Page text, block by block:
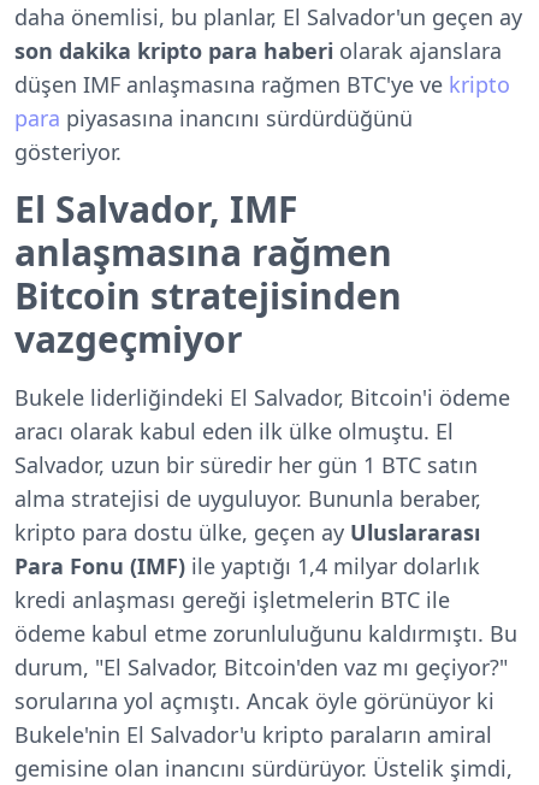
daha önemlisi, bu planlar, El Salvador'un geçen ay
son dakika kripto para haberi olarak ajanslara
düşen IMF anlaşmasına rağmen BTC'ye ve kripto
para piyasasına inancını sürdürdüğünü
gösteriyor.
El Salvador, IMF
anlaşmasına rağmen
Bitcoin stratejisinden
vazgeçmiyor
Bukele liderliğindeki El Salvador, Bitcoin'i ödeme
aracı olarak kabul eden ilk ülke olmuştu. El
Salvador, uzun bir süredir her gün 1 BTC satın
alma stratejisi de uyguluyor. Bununla beraber,
kripto para dostu ülke, geçen ay Uluslararası
Para Fonu (IMF) ile yaptığı 1,4 milyar dolarlık
kredi anlaşması gereği işletmelerin BTC ile
ödeme kabul etme zorunluluğunu kaldırmıştı. Bu
durum, "El Salvador, Bitcoin'den vaz mı geçiyor?"
sorularına yol açmıştı. Ancak öyle görünüyor ki
Bukele'nin El Salvador'u kripto paraların amiral
gemisine olan inancını sürdürüyor. Üstelik şimdi,